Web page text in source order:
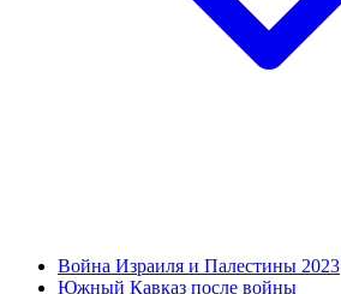
Война Израиля и Палестины 2023
Южный Кавказ после войны